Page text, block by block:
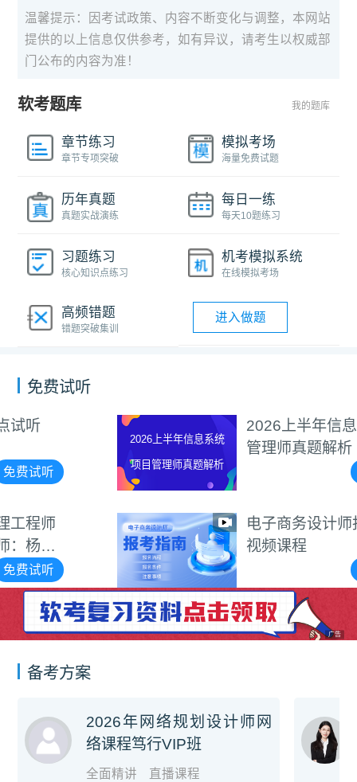
温馨提示：因考试政策、内容不断变化与调整，本网站
提供的以上信息仅供参考，如有异议，请考生以权威部
门公布的内容为准！
软考题库 我的题库
章节练习
章节专项突破
模拟考场
海量免费试题
历年真题
真题实战演练
每日一练
每天10题练习
习题练习
核心知识点练习
机考模拟系统
在线模拟考场
高频错题
错题突破集训
进入做题
免费试听
项目管理师真题解析
2026上半年信息系统项目
管理师真题解析
电子商务设计师报考指南
视频课程
广告
备考方案
2026年网络规划设计师网
络课程笃行VIP班
全面精讲 直播课程